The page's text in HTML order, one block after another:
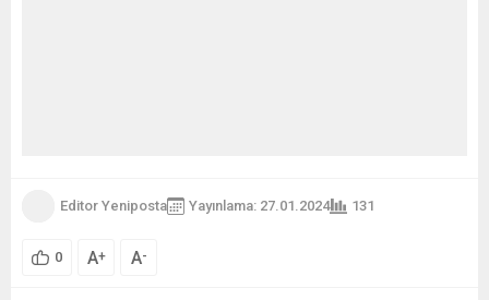
Editor Yeniposta Yayınlama: 27.01.2024 131
0 A+ A-